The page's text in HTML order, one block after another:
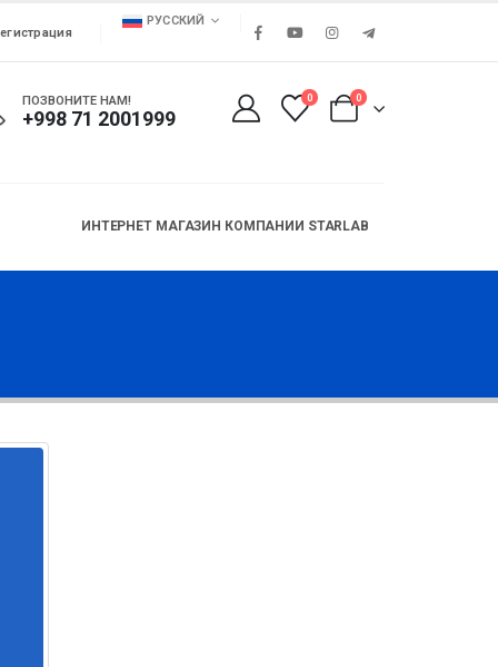
РУССКИЙ
ПОЗВОНИТЕ НАМ!
+998 71 2001999
0 0
ИНТЕРНЕТ МАГАЗИН КОМПАНИИ STARLAB